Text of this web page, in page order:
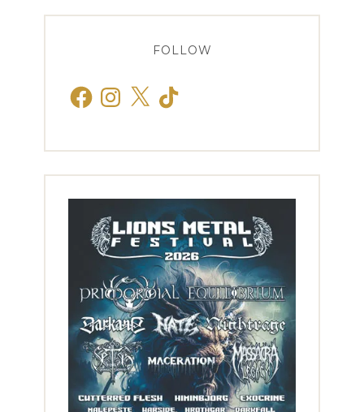
FOLLOW
FacebookInstagram
X TikTok